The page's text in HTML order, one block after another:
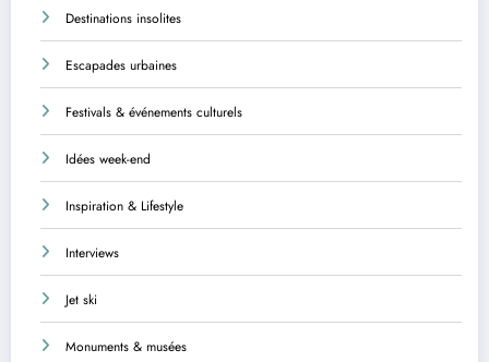
Destinations insolites
Escapades urbaines
Festivals & événements culturels
Idées week-end
Inspiration & Lifestyle
Interviews
Jet ski
Monuments & musées